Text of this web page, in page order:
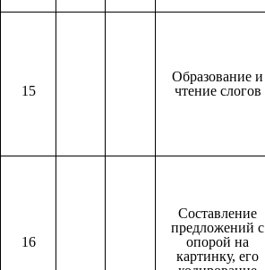
15
Образование и
чтение слогов
16
Составление
предложений с
опорой на
картинку, его